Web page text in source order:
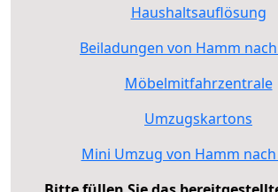
Haushaltsauflösung
Beiladungen von Hamm
Möbelmitfahrzentrale
Umzugskartons
Mini Umzug von Hamm